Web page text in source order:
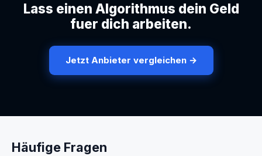
Lass einen Algorithmus dein Geld
fuer dich arbeiten.
Jetzt Anbieter vergleichen →
Häufige Fragen